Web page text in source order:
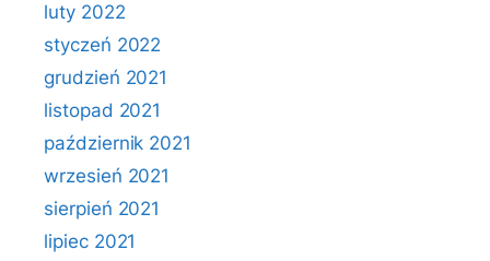
luty 2022
styczeń 2022
grudzień 2021
listopad 2021
październik 2021
wrzesień 2021
sierpień 2021
lipiec 2021